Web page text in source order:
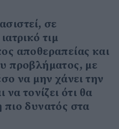
σε
τιμ
αποθεραπείας και
προβλήματος, με
να μην χάνει την
να τονίζει ότι θα
πιο δυνατός στα